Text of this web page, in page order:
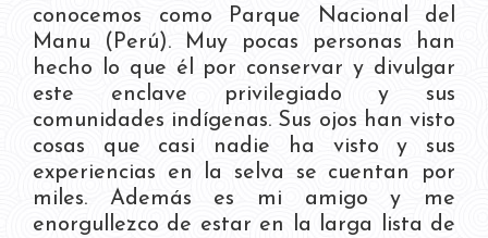
conocemos como Parque Nacional del
Manu (Perú). Muy pocas personas han
hecho lo que él por conservar y divulgar
este enclave privilegiado y sus
comunidades indígenas. Sus ojos han visto
cosas que casi nadie ha visto y sus
experiencias en la selva se cuentan por
miles. Además es mi amigo y me
enorgullezco de estar en la larga lista de